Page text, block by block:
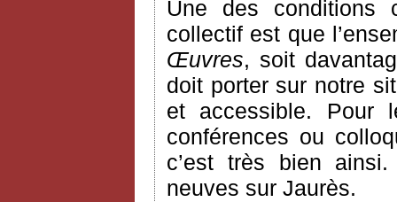
Une des conditions
collectif est que
Œuvres, soit
doit porter sur notre
et accessible. Pour
conférences ou
c’est très bien
neuves sur Jaurès.